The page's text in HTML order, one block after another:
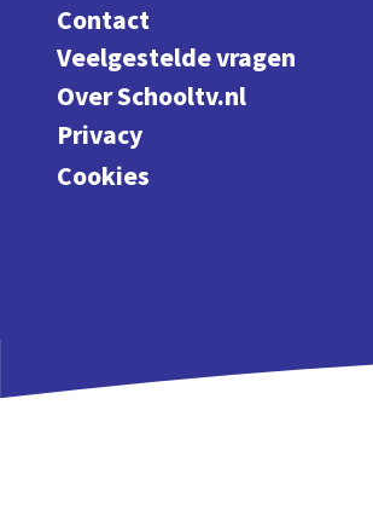
Contact
Veelgestelde vragen
Over Schooltv.nl
Privacy
Cookies